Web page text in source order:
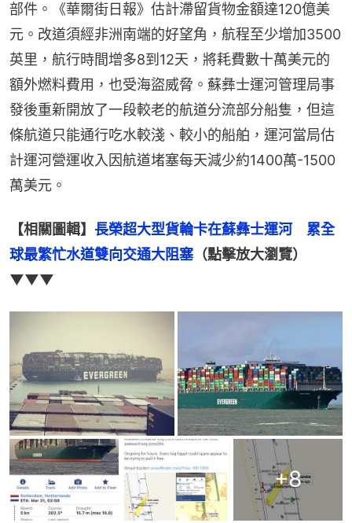
部件。《華爾街日報》估計滯留貨物金額達120億美
元。改道須經非洲南端的好望角，航程至少增加3500
英里，航行時間增多8到12天，將耗費數十萬美元的
額外燃料費用，也受海盜威脅。蘇彝士運河管理局事
發後重新開放了一段較老的航道分流部分船隻，但這
條航道只能通行吃水較淺、較小的船舶，運河當局估
計運河營運收入因航道堵塞每天減少約1400萬-1500
萬美元。
【相關圖輯】 長榮超大型貨輪卡在蘇彝士運河　累全
球最繁忙水道雙向交通大阻塞（點擊放大瀏覽）
▼▼▼
+8